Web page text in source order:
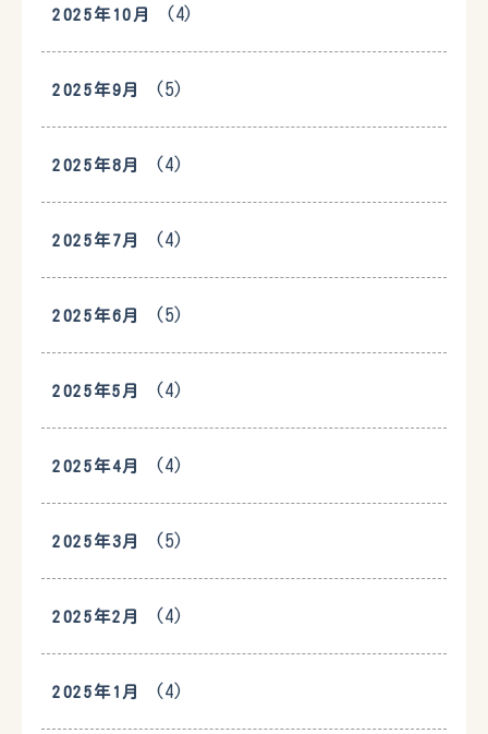
2025年10月 (4)
2025年9月 (5)
2025年8月 (4)
2025年7月 (4)
2025年6月 (5)
2025年5月 (4)
2025年4月 (4)
2025年3月 (5)
2025年2月 (4)
2025年1月 (4)